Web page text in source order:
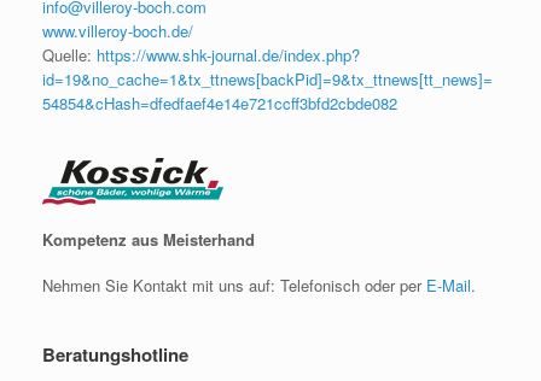
info@villeroy-boch.com
www.villeroy-boch.de/
Quelle: https://www.shk-journal.de/index.php?
id=19&no_cache=1&tx_ttnews[backPid]=9&tx_ttnews[tt_news]=
54854&cHash=dfedfaef4e14e721ccff3bfd2cbde082
Kompetenz aus Meisterhand
Nehmen Sie Kontakt mit uns auf: Telefonisch oder per E-Mail.
Beratungshotline